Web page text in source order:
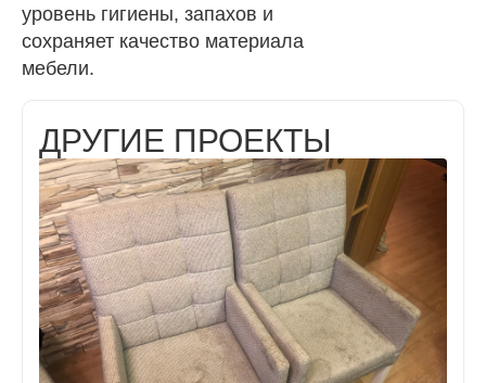
уровень гигиены, запахов и
сохраняет качество материала
мебели.
ДРУГИЕ ПРОЕКТЫ